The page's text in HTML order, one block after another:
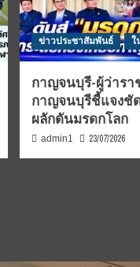
ข่าวประชาสัมพันธ์ ใ
กาญจนบุรี-ผู้ว่ารา
กาญจนบุรีชี้แจงชั
ผลักดันมรดกโลก
admin1 23/07/2026